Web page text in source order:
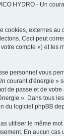
HYDRO - Un
externes
Ceci peut
compte ») et
personnel vous
courant d'énergie
de passe et de
». Dans tous
logiciel phpBB
utiliser le même
En aucun